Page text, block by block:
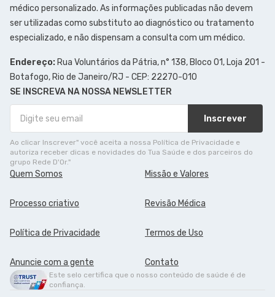
médico personalizado. As informações publicadas não devem
ser utilizadas como substituto ao diagnóstico ou tratamento
especializado, e não dispensam a consulta com um médico.
Endereço: Rua Voluntários da Pátria, n° 138, Bloco 01, Loja 201 -
Botafogo, Rio de Janeiro/RJ - CEP: 22270-010
SE INSCREVA NA NOSSA NEWSLETTER
Inscrever
Ao clicar Inscrever" você aceita a nossa Política de Privacidade e
autoriza receber dicas e novidades do Tua Saúde e dos parceiros do
grupo Rede D'Or."
Quem Somos Missão e Valores
Processo criativo Revisão Médica
Política de Privacidade Termos de Uso
Anuncie com a gente Contato
Este selo certifica que o nosso conteúdo de saúde é de
confiança.